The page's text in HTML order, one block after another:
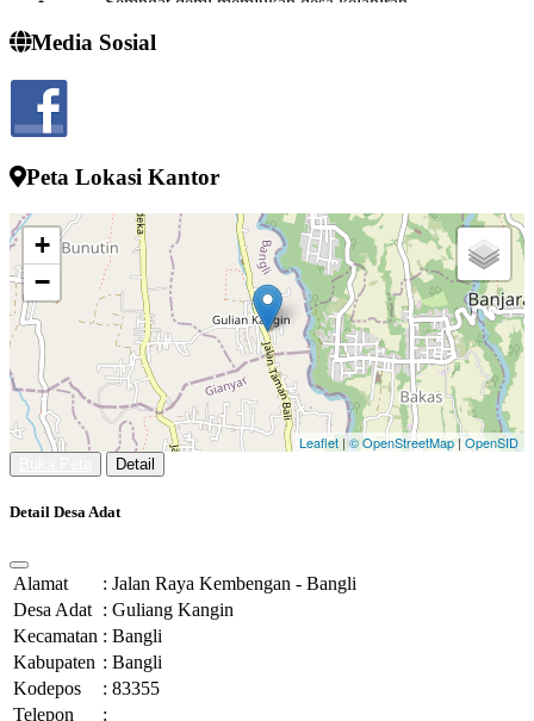
24 Juli 2022 13:52:10
Media Sosial
Peta Lokasi Kantor
+
−
Leaflet | © OpenStreetMap |OpenSID
Detail
Detail Desa Adat
Alamat : Jalan Raya Kembengan - Bangli
Desa Adat : Guliang Kangin
Kecamatan : Bangli
Kabupaten : Bangli
Kodepos
: 83355
Telepon
: